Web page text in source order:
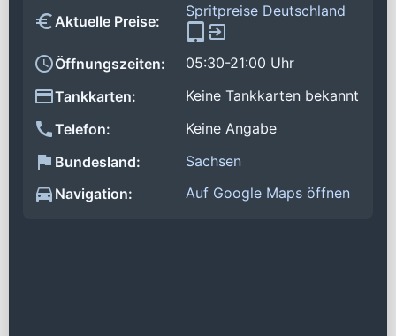
Aktuelle Preise:
Spritpreise Deutschland
Öffnungszeiten:
05:30-21:00 Uhr
Tankkarten:
Keine Tankkarten bekannt
Telefon:
Keine Angabe
Bundesland:
Sachsen
Navigation:
Auf Google Maps öffnen